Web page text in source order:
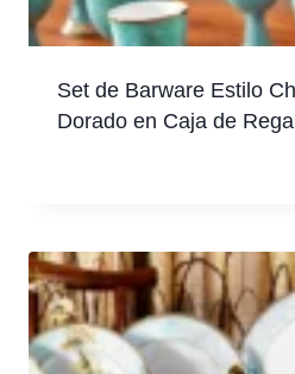
Set de Barware Estilo
Dorado en Caja de